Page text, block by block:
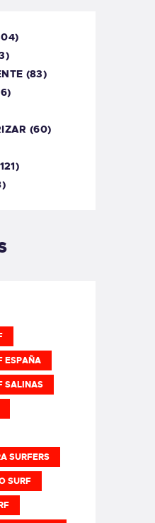
(83)
(60)
ESPAÑA
SALINAS
SURFERS
SURF